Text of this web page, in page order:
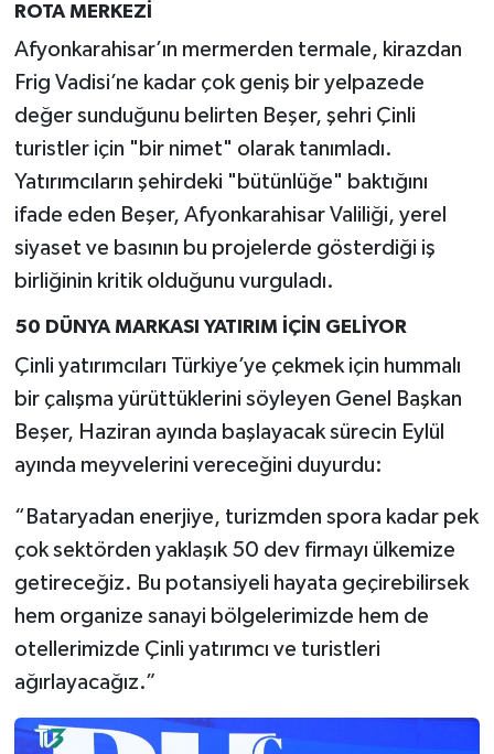
ROTA MERKEZİ
Afyonkarahisar’ın mermerden termale, kirazdan
Frig Vadisi’ne kadar çok geniş bir yelpazede
değer sunduğunu belirten Beşer, şehri Çinli
turistler için "bir nimet" olarak tanımladı.
Yatırımcıların şehirdeki "bütünlüğe" baktığını
ifade eden Beşer, Afyonkarahisar Valiliği, yerel
siyaset ve basının bu projelerde gösterdiği iş
birliğinin kritik olduğunu vurguladı.
50 DÜNYA MARKASI YATIRIM İÇİN GELİYOR
Çinli yatırımcıları Türkiye’ye çekmek için hummalı
bir çalışma yürüttüklerini söyleyen Genel Başkan
Beşer, Haziran ayında başlayacak sürecin Eylül
ayında meyvelerini vereceğini duyurdu:
“Bataryadan enerjiye, turizmden spora kadar pek
çok sektörden yaklaşık 50 dev firmayı ülkemize
getireceğiz. Bu potansiyeli hayata geçirebilirsek
hem organize sanayi bölgelerimizde hem de
otellerimizde Çinli yatırımcı ve turistleri
ağırlayacağız.”